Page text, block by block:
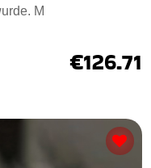
M
€126.71